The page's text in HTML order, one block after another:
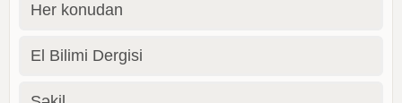
Her konudan
El Bilimi Dergisi